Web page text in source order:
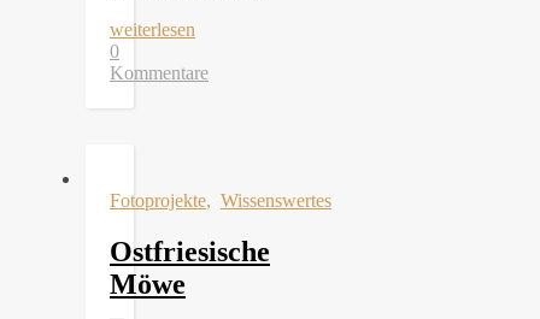
weiterlesen
0
Kommentare
Fotoprojekte, Wissenswertes
Ostfriesische
Möwe